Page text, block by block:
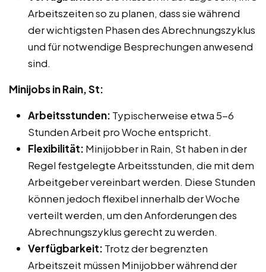
Arbeitszeiten so zu planen, dass sie während
der wichtigsten Phasen des Abrechnungszyklus
und für notwendige Besprechungen anwesend
sind.
Minijobs in Rain, St:
Arbeitsstunden: Typischerweise etwa 5-6
Stunden Arbeit pro Woche entspricht.
Flexibilität: Minijobber in Rain, St haben in der
Regel festgelegte Arbeitsstunden, die mit dem
Arbeitgeber vereinbart werden. Diese Stunden
können jedoch flexibel innerhalb der Woche
verteilt werden, um den Anforderungen des
Abrechnungszyklus gerecht zu werden.
Verfügbarkeit: Trotz der begrenzten
Arbeitszeit müssen Minijobber während der